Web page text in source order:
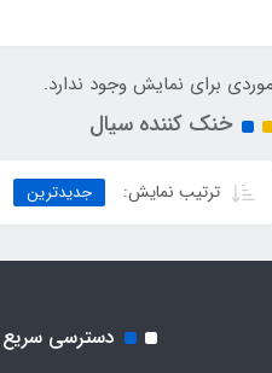
موردی برای نمایش وجود ندارد.
خنک کننده سیال
ترتیب نمایش: جدیدترین
دسترسی سریع